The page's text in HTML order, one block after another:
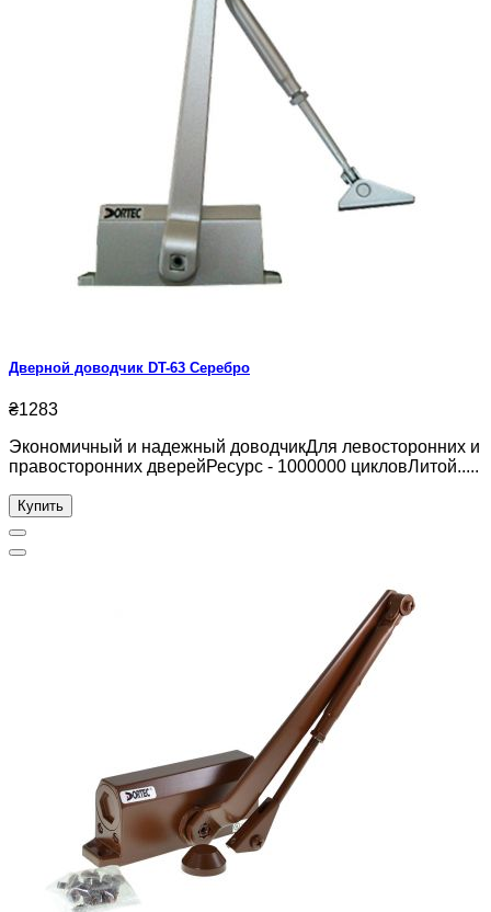
Дверной доводчик DT-63 Серебро
₴1283
Экономичный и надежный доводчикДля левосторонних и
правосторонних дверейРесурс - 1000000 цикловЛитой.....
Купить